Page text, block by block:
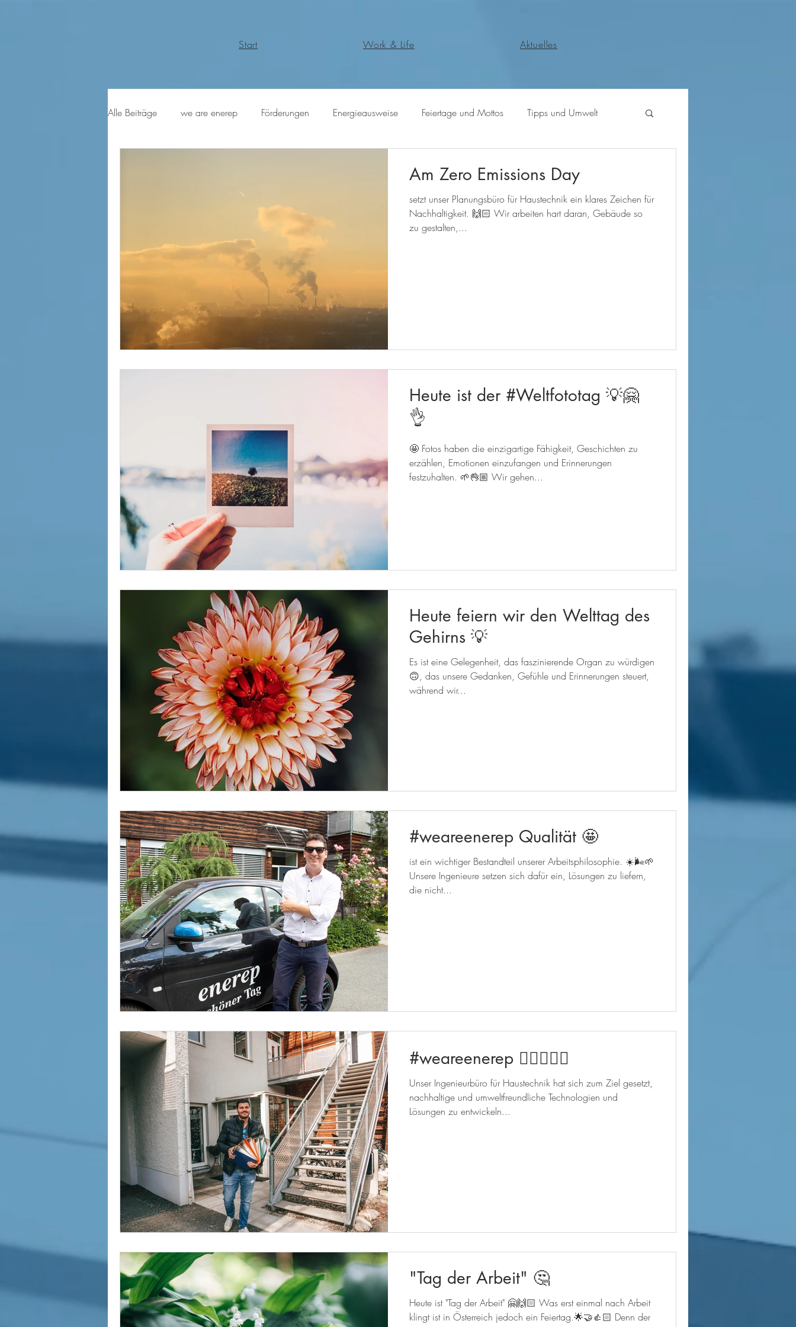
Start Work & Life Aktuelles
Alle Beiträge we are enerep Förderungen Energieausweise Feiertage und Mottos Tipps und Umwelt
Am Zero Emissions Day
setzt unser Planungsbüro für Haustechnik ein klares Zeichen für
Nachhaltigkeit. 🙌🏻 Wir arbeiten hart daran, Gebäude so
zu gestalten,...
Heute ist der #Weltfototag 💡🤗
👌
🤩 Fotos haben die einzigartige Fähigkeit, Geschichten zu
erzählen, Emotionen einzufangen und Erinnerungen
festzuhalten. 🌱👌🏼 Wir gehen...
Heute feiern wir den Welttag des
Gehirns 💡
Es ist eine Gelegenheit, das faszinierende Organ zu würdigen
🙃, das unsere Gedanken, Gefühle und Erinnerungen steuert,
während wir...
#weareenerep Qualität 🤩
ist ein wichtiger Bestandteil unserer Arbeitsphilosophie. ☀️🌬🌱
Unsere Ingenieure setzen sich dafür ein, Lösungen zu liefern,
die nicht...
#weareenerep 👷‍♀️👷🏼‍♂️
Unser Ingenieurbüro für Haustechnik hat sich zum Ziel gesetzt,
nachhaltige und umweltfreundliche Technologien und
Lösungen zu entwickeln...
"Tag der Arbeit" 🤔
Heute ist "Tag der Arbeit" 🤗🙌🏻 Was erst einmal nach Arbeit
klingt ist in Österreich jedoch ein Feiertag.🌟🤝👍🏻 Denn der